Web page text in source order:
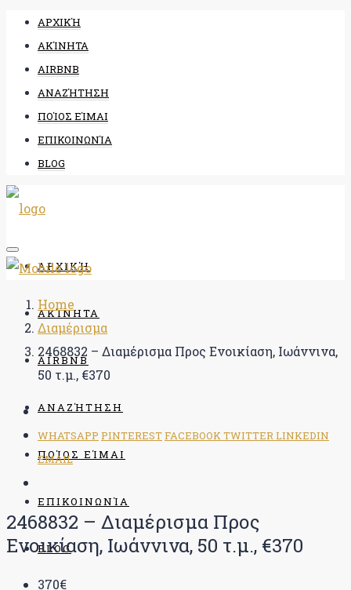
ΑΡΧΙΚΉ
ΑΚΊΝΗΤΑ
AIRBNB
ΑΝΑΖΉΤΗΣΗ
ΠΟΊΟΣ ΕΊΜΑΙ
ΕΠΙΚΟΙΝΩΝΊΑ
BLOG
ΑΡΧΙΚΉ
ΑΚΊΝΗΤΑ
AIRBNB
ΑΝΑΖΉΤΗΣΗ
ΠΟΊΟΣ ΕΊΜΑΙ
ΕΠΙΚΟΙΝΩΝΊΑ
BLOG
Home
Διαμέρισμα
2468832 – Διαμέρισμα Προς Ενοικίαση, Ιωάννινα,
50 τ.μ., €370
WHATSAPP PINTERESTFACEBOOKTWITTERLINKEDIN
EMAIL
2468832 – Διαμέρισμα Προς
Ενοικίαση, Ιωάννινα, 50 τ.μ., €370
370€